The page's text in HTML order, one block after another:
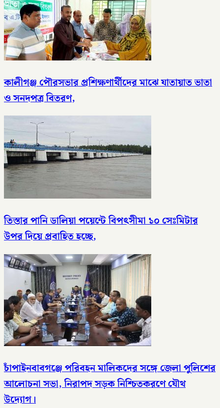
কালীগঞ্জ পৌরসভার প্রশিক্ষণার্থীদের মাঝে যাতায়াত ভাতা
ও সনদপত্র বিতরণ,
তিস্তার পানি ডালিয়া পয়েন্টে বিপৎসীমা ১০ সেঃমিটার
উপর দিয়ে প্রবাহিত হচ্ছে,
চাঁপাইনবাবগঞ্জে পরিবহন মালিকদের সঙ্গে জেলা পুলিশের
আলোচনা সভা, নিরাপদ সড়ক নিশ্চিতকরণে যৌথ
উদ্যোগ।